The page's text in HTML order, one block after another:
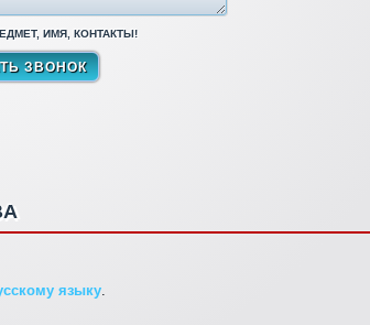
ИМЯ, КОНТАКТЫ!
языку.